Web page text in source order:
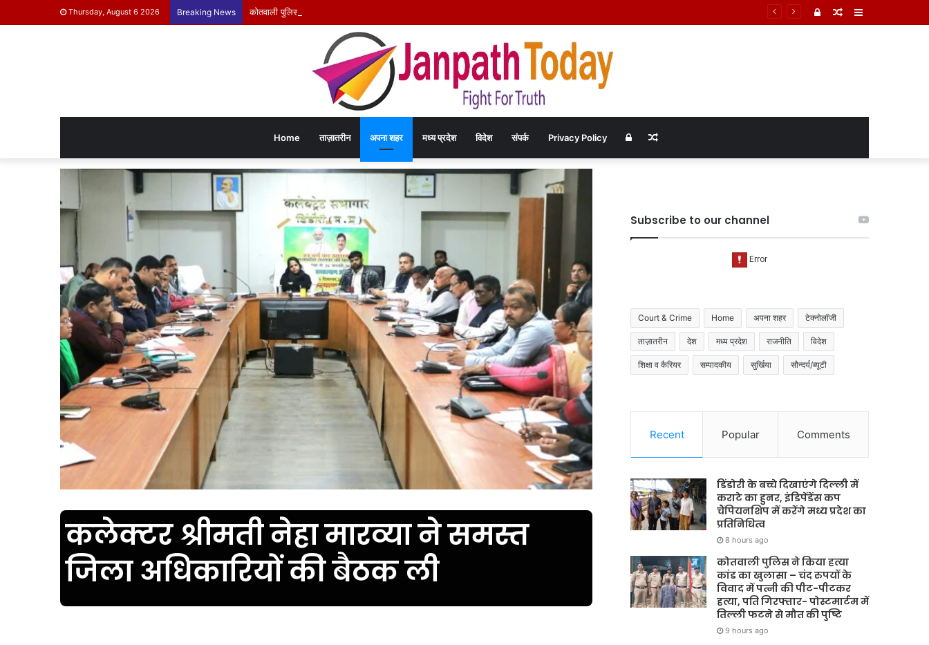
Thursday, August 6 2026 Breaking News कोतवाली पुलिस ने किया हत्या कांड का खुलासा – चंद रुपयों के विवाद में पत्नी की पीट-पीटकर हत्या, पति गिरफ्तार- पोस्टमार्टम में तिल्ली फटने से मौत की पुष्टि Random
Log
Home ताज़ातरीन अपना शहर मध्य प्रदेश विदेश संपर्क Privacy Policy Random
Log
कलेक्टर श्रीमती नेहा मारव्या ने समस्त
जिला अधिकारियों की बैठक ली
Subscribe to our channel
Court & Crime Home अपना शहर टेक्नोलॉजी
ताज़ातरीन देश मध्य प्रदेश राजनीति विदेश
शिक्षा व कैरियर सम्पादकीय सुर्खिया सौन्दर्य/ब्यूटी
Recent Popular Comments
डिंडोरी के बच्चे दिखाएंगे दिल्ली में
कराटे का हुनर, इंडिपेंडेंस कप
चैंपियनशिप में करेंगे मध्य प्रदेश का
प्रतिनिधित्व
8 hours ago
कोतवाली पुलिस ने किया हत्या
कांड का खुलासा – चंद रुपयों के
विवाद में पत्नी की पीट-पीटकर
हत्या, पति गिरफ्तार- पोस्टमार्टम में
तिल्ली फटने से मौत की पुष्टि
9 hours ago